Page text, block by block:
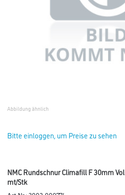
Abbildung ähnlich
Bitte einloggen, um Preise zu sehen
NMC Rundschnur Climafill F 30mm
mt/Stk